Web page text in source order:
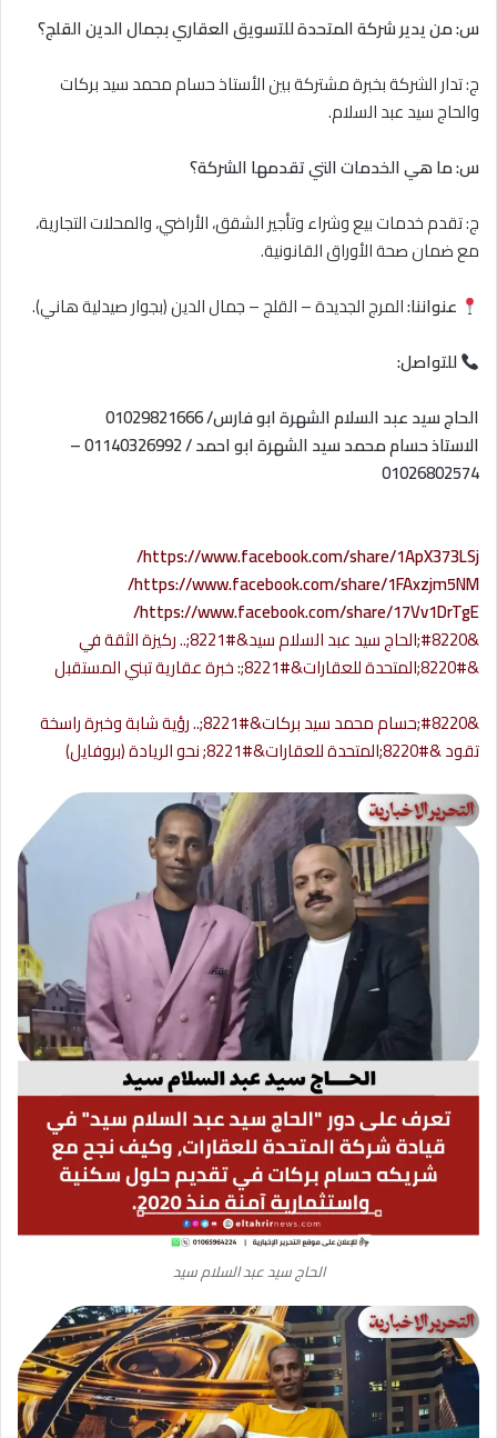
س: من يدير شركة المتحدة للتسويق العقاري بجمال الدين القلج؟
ج: تدار الشركة بخبرة مشتركة بين الأستاذ حسام محمد سيد بركات
والحاج سيد عبد السلام.
س: ما هي الخدمات التي تقدمها الشركة؟
ج: تقدم خدمات بيع وشراء وتأجير الشقق، الأراضي، والمحلات التجارية،
مع ضمان صحة الأوراق القانونية.
عنواننا:المرج الجديدة – القلج – جمال الدين (بجوار صيدلية هاني).
للتواصل:
الحاج سيد عبد السلام الشهرة ابو فارس/ 01029821666
الاستاذ حسام محمد سيد الشهرة ابو احمد / 01140326992 –
01026802574
https://www.facebook.com/share/1ApX373LSj/
https://www.facebook.com/share/1FAxzjm5NM/
https://www.facebook.com/share/17Vv1DrTgE/
&#8220;الحاج سيد عبد السلام سيد&#8221;.. ركيزة الثقة في
&#8220;المتحدة للعقارات&#8221;: خبرة عقارية تبني المستقبل
&#8220;حسام محمد سيد بركات&#8221;.. رؤية شابة وخبرة راسخة
تقود &#8220;المتحدة للعقارات&#8221; نحو الريادة (بروفايل)
الحاج سيد عبد السلام سيد